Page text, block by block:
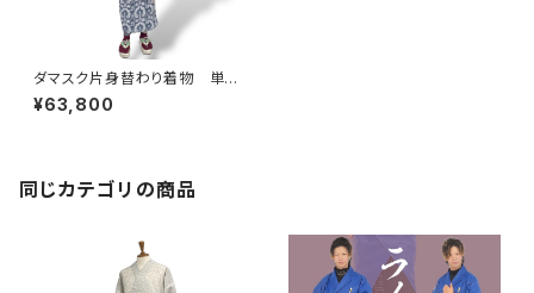
ダマスク片身替わり着物 単
衣 ラベンダー×サックス メン
ズ
¥63,800
同じカテゴリの商品